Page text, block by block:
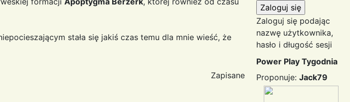
stała się jakiś czas temu dla mnie wieść, że
Zapisane
Zaloguj się podając
nazwę użytkownika,
hasło i długość sesji
Power Play Tygodnia
Proponuje: Jack79